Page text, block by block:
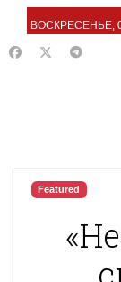
ВОСКРЕСЕНЬЕ,
Featured